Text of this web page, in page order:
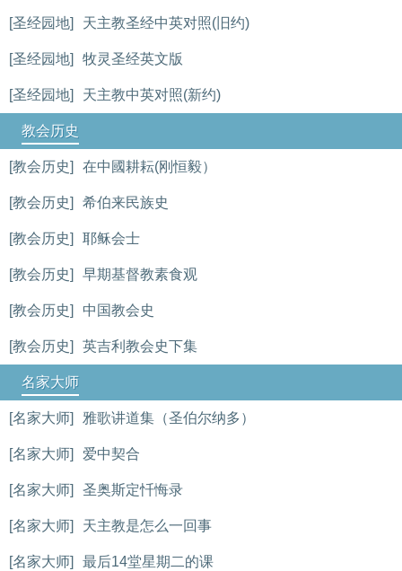
[圣经园地] 天主教圣经中英对照(旧约)
[圣经园地] 牧灵圣经英文版
[圣经园地] 天主教中英对照(新约)
教会历史
[教会历史] 在中國耕耘(刚恒毅）
[教会历史] 希伯来民族史
[教会历史] 耶稣会士
[教会历史] 早期基督教素食观
[教会历史] 中国教会史
[教会历史] 英吉利教会史下集
名家大师
[名家大师] 雅歌讲道集（圣伯尔纳多）
[名家大师] 爱中契合
[名家大师] 圣奥斯定忏悔录
[名家大师] 天主教是怎么一回事
[名家大师] 最后14堂星期二的课